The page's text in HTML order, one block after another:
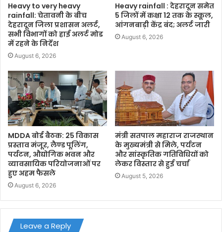
Heavy to very heavy
rainfall: चेतावनी के बीच
देहरादून जिला प्रशासन अलर्ट,
सभी विभागों को हाई अलर्ट मोड
में रहने के निर्देश
August 6, 2026
Heavy rainfall : देहरादून समेत
5 जिलों में कक्षा 12 तक के स्कूल,
आंगनबाड़ी केंद्र बंद; अलर्ट जारी
August 6, 2026
MDDA बोर्ड बैठक: 25 विकास
प्रस्ताव मंजूर, लैण्ड पूलिंग,
पर्यटन, औद्योगिक भवन और
व्यावसायिक परियोजनाओं पर
हुए अहम फैसले
August 6, 2026
मंत्री सतपाल महाराज राजस्थान
के मुख्यमंत्री से मिले, पर्यटन
और सांस्कृतिक गतिविधियों को
लेकर विस्तार से हुई चर्चा
August 5, 2026
Leave a Reply